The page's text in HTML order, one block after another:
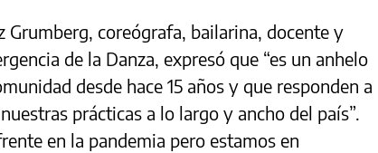
Grumberg, coreógrafa, bailarina, docente y
de la Danza, expresó que “es un anhelo
desde hace 15 años y que responden a
prácticas a lo largo y ancho del país”.
en la pandemia pero estamos en